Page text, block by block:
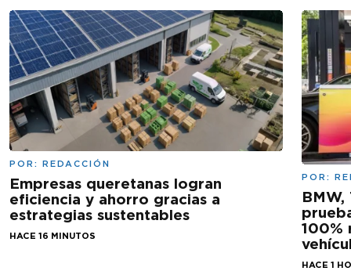
POR: REDACCIÓN
Empresas queretanas logran
eficiencia y ahorro gracias a
estrategias sustentables
HACE 16 MINUTOS
POR:
100%
HACE 1